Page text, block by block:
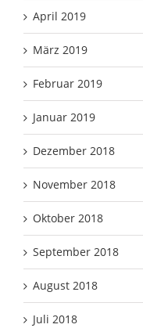
April 2019
März 2019
Februar 2019
Januar 2019
Dezember 2018
November 2018
Oktober 2018
September 2018
August 2018
Juli 2018